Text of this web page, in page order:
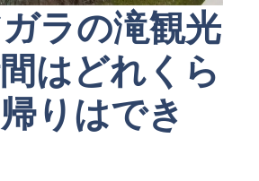
ラの滝観光
はどれくら
りはでき